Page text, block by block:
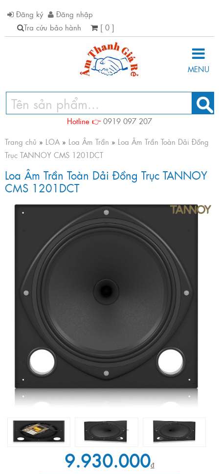
Đăng ký
Đăng nhập
Tra cứu bảo hành
[ 0 ]
MENU
Hotline 👉 0919 097 207
Trang chủ » LOA » Loa Âm Trần » Loa Âm Trần Toàn Dải Đồng
Trục TANNOY CMS 1201DCT
Loa Âm Trần Toàn Dải Đồng Trục TANNOY
CMS 1201DCT
9.930.000₫